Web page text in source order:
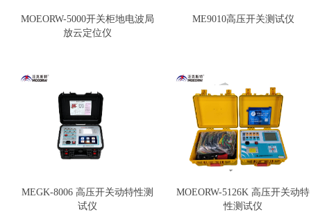
MOEORW-5000开关柜地电波局
放云定位仪
ME9010高压开关测试仪
MEGK-8006 高压开关动特性测
试仪
MOEORW-5126K 高压开关动特
性测试仪